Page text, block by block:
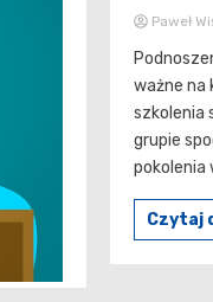
Paweł
ważne na
szkolenia
grupie
pokolenia
Czytaj